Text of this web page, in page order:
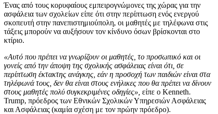
Ένας από τους κορυφαίους εμπειρογνώμονες της χώρας για την
ασφάλεια των σχολείων είπε ότι στην περίπτωση ενός ενεργού
σκοπευτή στην πανεπιστημιούπολη, οι μαθητές με τηλέφωνα στις
τάξεις μπορούν να αυξήσουν τον κίνδυνο όσων βρίσκονται στο
κτίριο.
«Αυτό που πρέπει να γνωρίζουν οι μαθητές, το προσωπικό και οι
γονείς από την άποψη της σχολικής ασφάλειας είναι ότι, σε
περίπτωση έκτακτης ανάγκης, εάν η προσοχή των παιδιών είναι στα
τηλέφωνά τους, δεν θα είναι στους ενήλικες που θα πρέπει να δίνουν
στους μαθητές πολύ συγκεκριμένες οδηγίες», είπε ο Kenneth.
Trump, πρόεδρος των Εθνικών Σχολικών Υπηρεσιών Ασφάλειας
και Ασφάλειας (καμία σχέση με τον πρώην πρόεδρο).